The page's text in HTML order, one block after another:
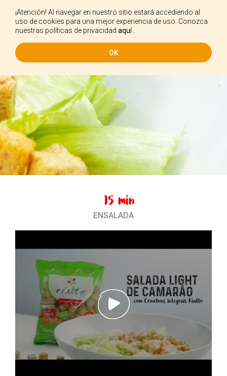
¡Atención! Al navegar en nuestro sitio estará accediendo al
uso de cookies para una mejor experiencia de uso. Conozca
nuestras políticas de privacidad aquí .
OK
ES
ENSALADA
15 min